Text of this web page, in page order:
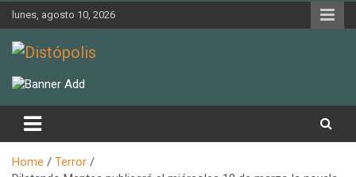
Skip
content
lunes, agosto 10, 2026
Distópolis
Home
Terror